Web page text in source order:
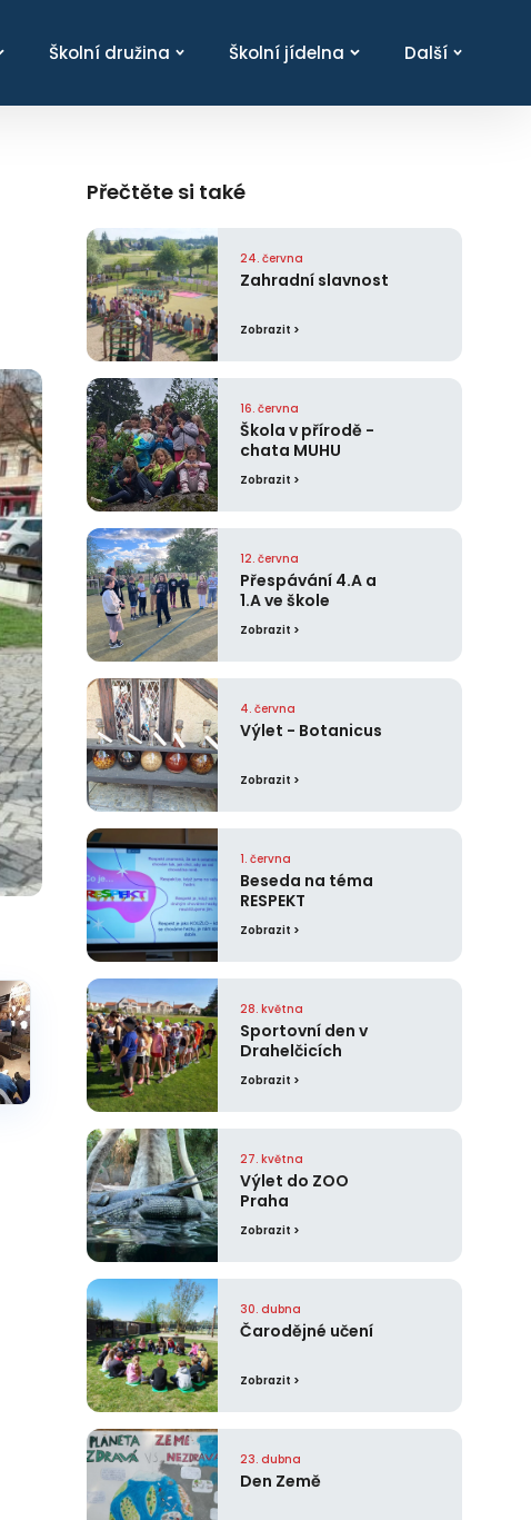
Školní družina Školní jídelna Další
Přečtěte si také
24. června
Zahradní slavnost
Zobrazit >
16. června
Škola v přírodě -
chata MUHU
Zobrazit >
12. června
Přespávání 4.A a
1.A ve škole
Zobrazit >
4. června
Výlet - Botanicus
Zobrazit >
1. června
Beseda na téma
RESPEKT
Zobrazit >
28. května
Sportovní den v
Drahelčicích
Zobrazit >
27. května
Výlet do ZOO
Praha
Zobrazit >
30. dubna
Čarodějné učení
Zobrazit >
23. dubna
Den Země